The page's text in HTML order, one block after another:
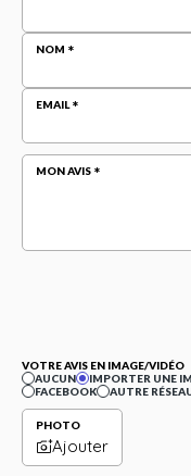
NOM
EMAIL
MON AVIS
VOTRE AVIS EN IMAGE/VIDÉO
AUCUN
IMPORTER UNE
FACEBOOK
AUTRE
PHOTO
Ajouter